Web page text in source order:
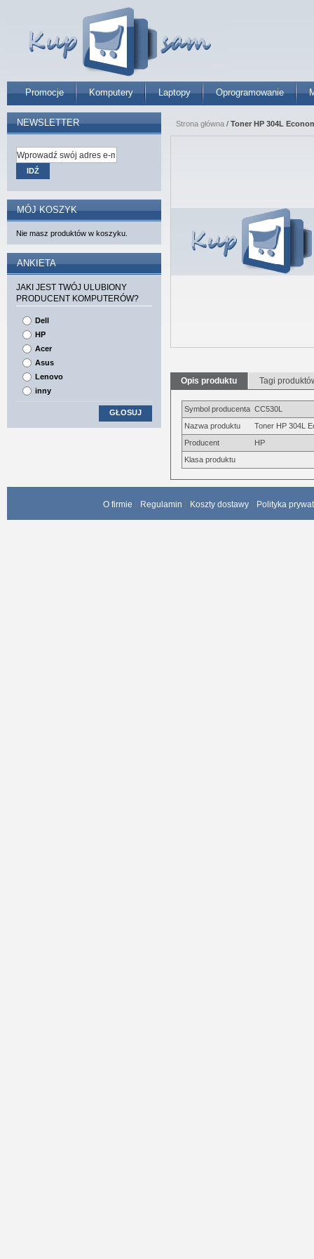
Promocje Komputery Laptopy Oprogramowanie
Strona główna / Toner HP 304L
Opis produktu Tagi
Symbol producenta CC530L
Nazwa produktu
Toner HP 304L
Producent
HP
Klasa produktu
NEWSLETTER
IDŹ
MÓJ KOSZYK
Nie masz produktów w koszyku.
ANKIETA
JAKI JEST TWÓJ ULUBIONY
PRODUCENT KOMPUTERÓW?
Dell
HP
Acer
Asus
Lenovo
inny
GŁOSUJ
O firmie Regulamin Koszty dostawy Polityka